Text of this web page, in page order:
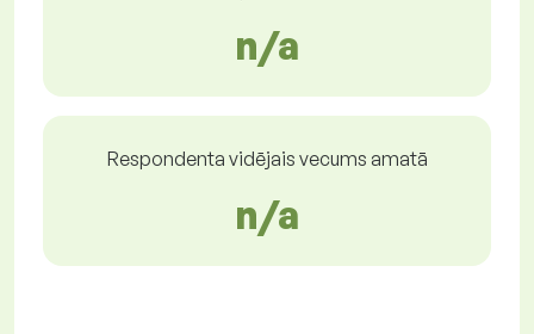
n/a
Respondenta vidējais vecums amatā
n/a